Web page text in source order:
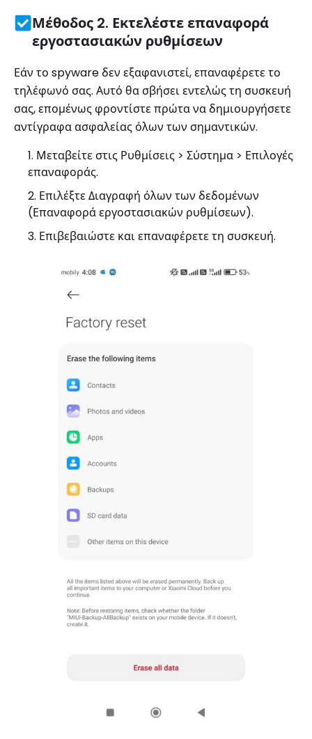
Μέθοδος 2. Εκτελέστε επαναφορά
εργοστασιακών ρυθμίσεων
Εάν το spyware δεν εξαφανιστεί, επαναφέρετε το
τηλέφωνό σας. Αυτό θα σβήσει εντελώς τη συσκευή
σας, επομένως φροντίστε πρώτα να δημιουργήσετε
αντίγραφα ασφαλείας όλων των σημαντικών.
Μεταβείτε στις Ρυθμίσεις > Σύστημα > Επιλογές
επαναφοράς.
Επιλέξτε Διαγραφή όλων των δεδομένων
(Επαναφορά εργοστασιακών ρυθμίσεων).
Επιβεβαιώστε και επαναφέρετε τη συσκευή.